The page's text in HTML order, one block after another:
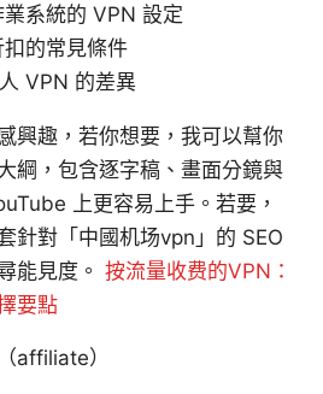
系統的 VPN 設定
的常見條件
VPN 的差異
興趣，若你想要，我可以幫你
綱，包含逐字稿、畫面分鏡與
上更容易上手。若要，
針對「中國机场vpn」的 SEO
能見度。 按流量收费的VPN：
要點
affiliate）